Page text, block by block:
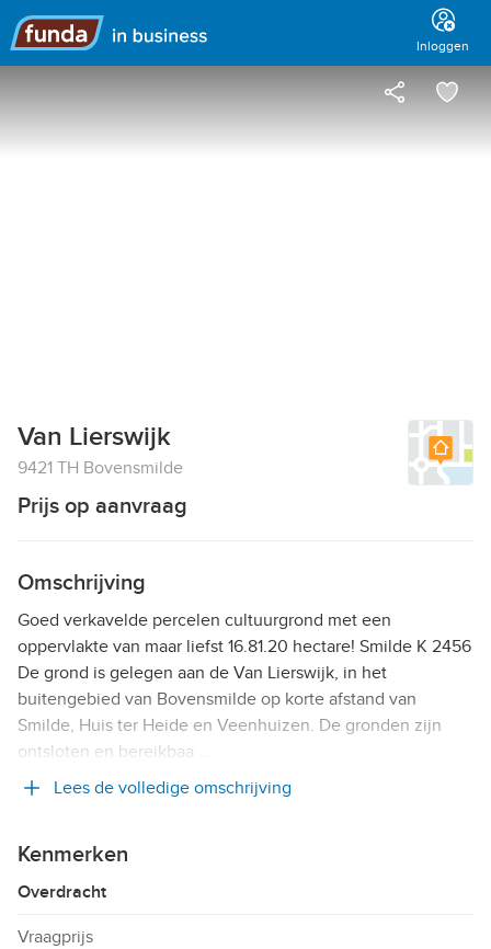
Hoofdmenu
Inloggen
Van Lierswijk
9421 TH Bovensmilde
Prijs op aanvraag
Omschrijving
Goed verkavelde percelen cultuurgrond met een
oppervlakte van maar liefst 16.81.20 hectare! Smilde K 2456
De grond is gelegen aan de Van Lierswijk, in het
buitengebied van Bovensmilde op korte afstand van
Smilde, Huis ter Heide en Veenhuizen. De gronden zijn
ontsloten en bereikbaa …
Lees de volledige omschrijving
Kenmerken
Overdracht
Vraagprijs